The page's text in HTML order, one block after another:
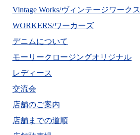
Vintage Works/ヴィンテージワークス
WORKERS/ワーカーズ
デニムについて
モーリークロージングオリジナル
レディース
交流会
店舗のご案内
店舗までの道順